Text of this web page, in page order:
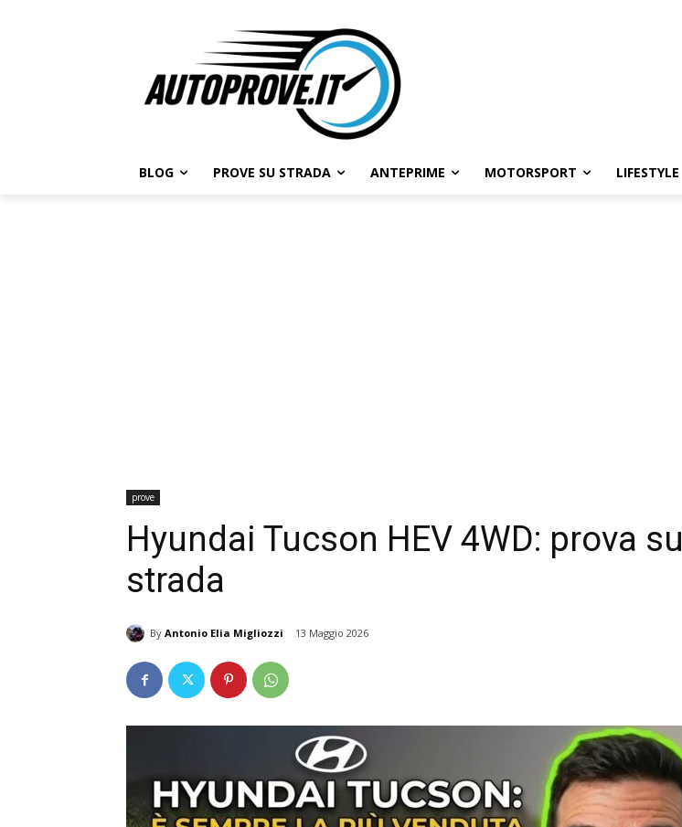
BLOG PROVE SU STRADA ANTEPRIME MOTORSPORT LIFESTYLE
prove
Hyundai Tucson HEV 4WD: prova su
strada
By Antonio Elia Migliozzi 13 Maggio 2026